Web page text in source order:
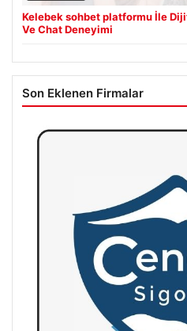
Kelebek sohbet platformu İle
Ve Chat Deneyimi
Son Eklenen Firmalar